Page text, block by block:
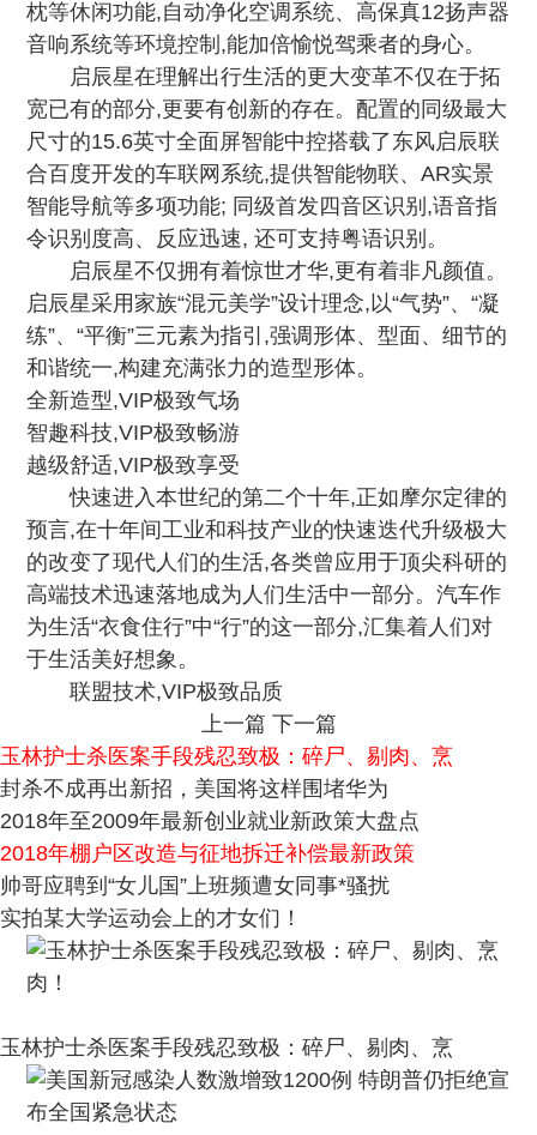
枕等休闲功能,自动净化空调系统、高保真12扬声器
音响系统等环境控制,能加倍愉悦驾乘者的身心。
启辰星在理解出行生活的更大变革不仅在于拓
宽已有的部分,更要有创新的存在。配置的同级最大
尺寸的15.6英寸全面屏智能中控搭载了东风启辰联
合百度开发的车联网系统,提供智能物联、AR实景
智能导航等多项功能; 同级首发四音区识别,语音指
令识别度高、反应迅速, 还可支持粤语识别。
启辰星不仅拥有着惊世才华,更有着非凡颜值。
启辰星采用家族“混元美学”设计理念,以“气势”、“凝
练”、“平衡”三元素为指引,强调形体、型面、细节的
和谐统一,构建充满张力的造型形体。
全新造型,VIP极致气场
智趣科技,VIP极致畅游
越级舒适,VIP极致享受
快速进入本世纪的第二个十年,正如摩尔定律的
预言,在十年间工业和科技产业的快速迭代升级极大
的改变了现代人们的生活,各类曾应用于顶尖科研的
高端技术迅速落地成为人们生活中一部分。汽车作
为生活“衣食住行”中“行”的这一部分,汇集着人们对
于生活美好想象。
联盟技术,VIP极致品质
上一篇 下一篇
玉林护士杀医案手段残忍致极：碎尸、剔肉、烹
封杀不成再出新招，美国将这样围堵华为
2018年至2009年最新创业就业新政策大盘点
2018年棚户区改造与征地拆迁补偿最新政策
帅哥应聘到“女儿国”上班频遭女同事*骚扰
实拍某大学运动会上的才女们！
玉林护士杀医案手段残忍致极：碎尸、剔肉、烹